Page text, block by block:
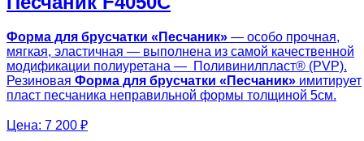
Форма для брусчатки « Песчаник» — особо прочная,
мягкая, эластичная — выполнена из самой качественной
модификации полиуретана — Поливинилпласт® (PVP).
Резиновая Форма для брусчатки « Песчаник» имитирует
пласт песчаника неправильной формы толщиной 5см.
Цена: 7 200 ₽